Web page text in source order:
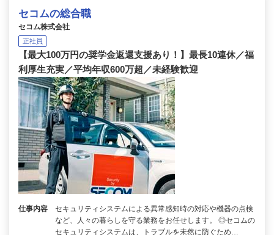
セコムの総合職
セコム株式会社
正社員
【最大100万円の奨学金返還支援あり！】最長10連休／福
利厚生充実／平均年収600万超／未経験歓迎
仕事内容
セキュリティシステムによる異常感知時の対応や機器の点検
など、人々の暮らしを守る業務をお任せします。 ◎セコムの
セキュリティシステムは、トラブルを未然に防ぐため…